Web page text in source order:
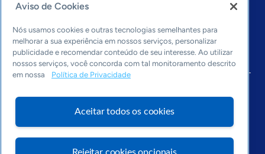
Economia & Política
Inovação & Tecnologia
Cultura empreendedora
Dados
Arquivo
Aviso de Cookies
Nós usamos cookies e outras tecnologias semelhantes para
melhorar a sua experiência em nossos serviços, personalizar
publicidade e recomendar conteúdo de seu interesse. Ao utilizar
nossos serviços, você concorda com tal monitoramento descrito
em nossa
Política de Privacidade
Aceitar todos os cookies